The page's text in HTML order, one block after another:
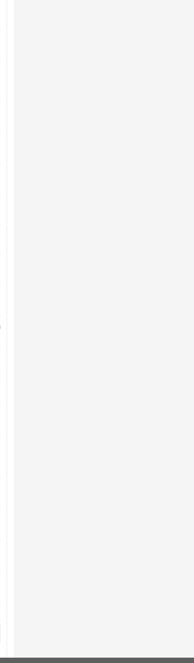
Топпосадовцю Повітряних